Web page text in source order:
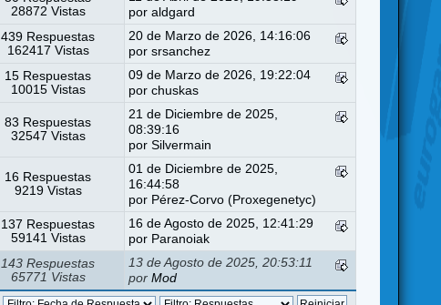
28872 Vistas
poraldgard
439 Respuestas
162417 Vistas
20 de Marzo de 2026, 14:16:06
porsrsanchez
15 Respuestas
10015 Vistas
09 de Marzo de 2026, 19:22:04
porchuskas
83 Respuestas
32547 Vistas
21 de Diciembre de 2025,
08:39:16
porSilvermain
16 Respuestas
9219 Vistas
01 de Diciembre de 2025,
16:44:58
por Pérez-Corvo (Proxegenetyc)
137 Respuestas
59141 Vistas
16 de Agosto de 2025, 12:41:29
por Paranoiak
143 Respuestas
65771 Vistas
13 de Agosto de 2025, 20:53:11
porMod